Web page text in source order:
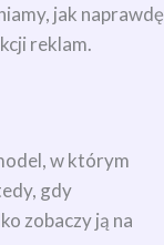
jak naprawdę
reklam.
w którym
gdy
zobaczy ją na